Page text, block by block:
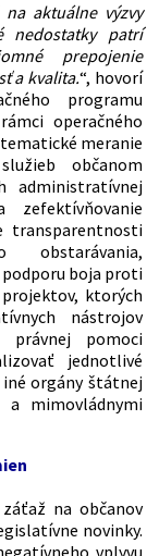
aktuálne výzvy
nedostatky patrí
prepojenie
a kvalita.“, hovorí
programu
operačného
meranie
občanom
transparentnosti
podporu boja proti
ktorých
nástrojov
pomoci
jednotlivé
orgány štátnej
mimovládnymi
na občanov
novinky.